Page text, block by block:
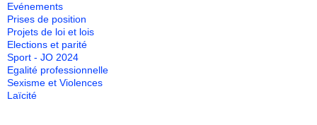
Evénements
Prises de position
Projets de loi et lois
Elections et parité
Sport - JO 2024
Egalité professionnelle
Sexisme et Violences
Laïcité